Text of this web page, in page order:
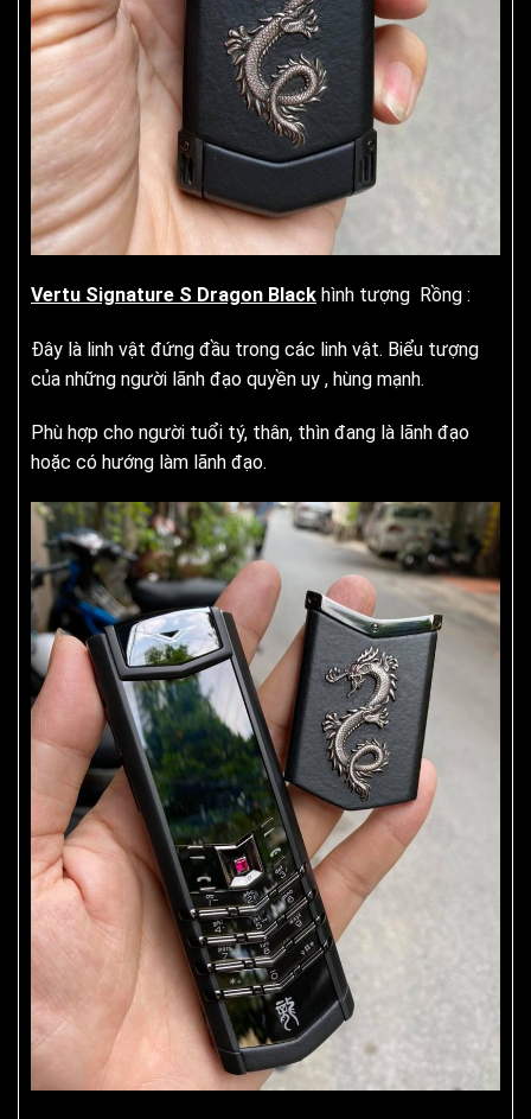
Vertu Signature S Dragon Black hình tượng Rồng :
Đây là linh vật đứng đầu trong các linh vật. Biểu tượng
của những người lãnh đạo quyền uy , hùng mạnh.
Phù hợp cho người tuổi tý, thân, thìn đang là lãnh đạo
hoặc có hướng làm lãnh đạo.